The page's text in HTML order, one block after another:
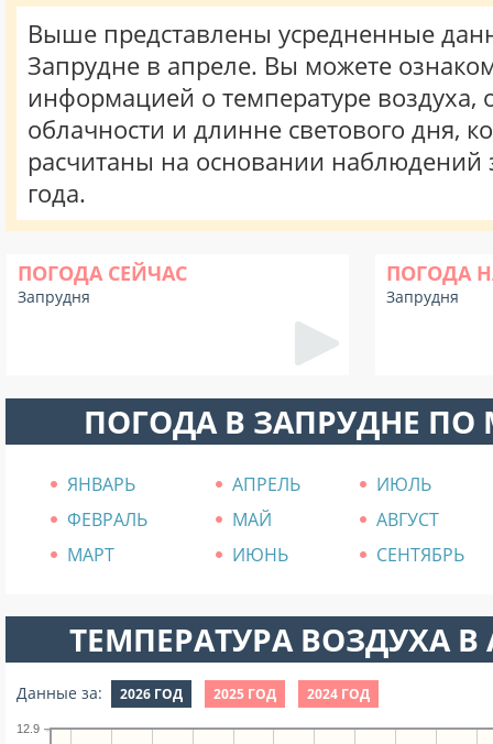
Выше представлены усредненные
Запрудне в апреле. Вы можете
информацией о температуре воздуха,
облачности и длинне светового дня,
расчитаны на основании наблюдений
года.
ПОГОДА СЕЙЧАС
Запрудня
ПОГОДА
Запрудня
ПОГОДА В ЗАПРУДНЕ
ЯНВАРЬ АПРЕЛЬ
ИЮЛЬ
ФЕВРАЛЬ
МАЙ
АВГУСТ
МАРТ
ИЮНЬ СЕНТЯБРЬ
ТЕМПЕРАТУРА ВОЗДУХА В
Данные за: 2026 ГОД 2025 ГОД 2024 ГОД
12.9